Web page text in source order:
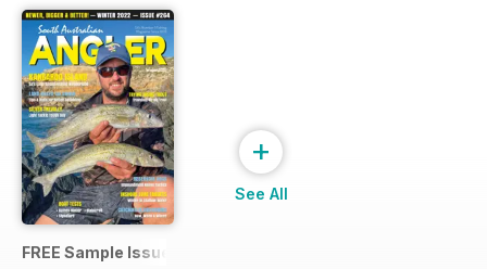
FREE Sample Issue
+
See All